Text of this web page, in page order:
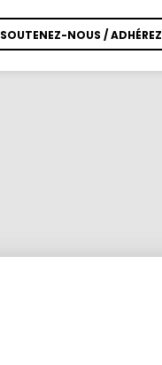
SOUTENEZ-NOUS / ADHÉREZ